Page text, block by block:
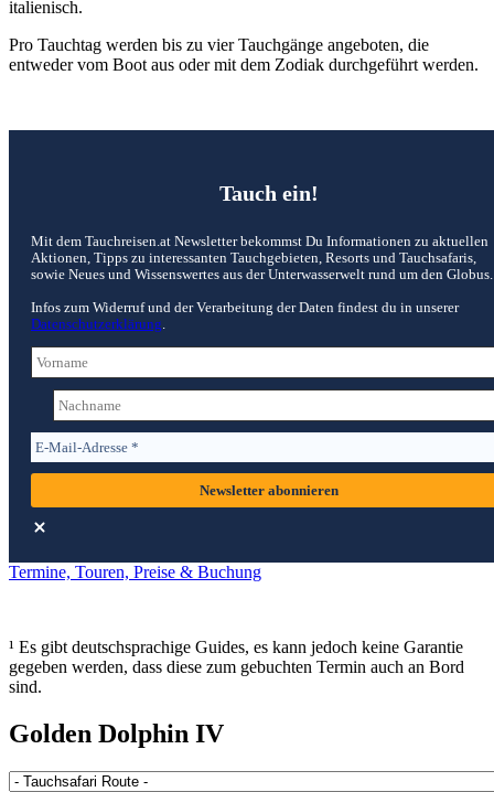
italienisch.
Pro Tauchtag werden bis zu vier Tauchgänge angeboten, die
entweder vom Boot aus oder mit dem Zodiak durchgeführt werden.
Tauch ein!
Mit dem Tauchreisen.at Newsletter bekommst Du Informationen zu aktuellen
Aktionen, Tipps zu interessanten Tauchgebieten, Resorts und Tauchsafaris,
sowie Neues und Wissenswertes aus der Unterwasserwelt rund um den Globus.
Infos zum Widerruf und der Verarbeitung der Daten findest du in unserer
Datenschutzerklärung.
Termine, Touren, Preise & Buchung
¹ Es gibt deutschsprachige Guides, es kann jedoch keine Garantie
gegeben werden, dass diese zum gebuchten Termin auch an Bord
sind.
Golden Dolphin IV